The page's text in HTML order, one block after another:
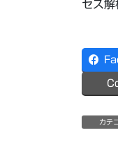
セス
カテ